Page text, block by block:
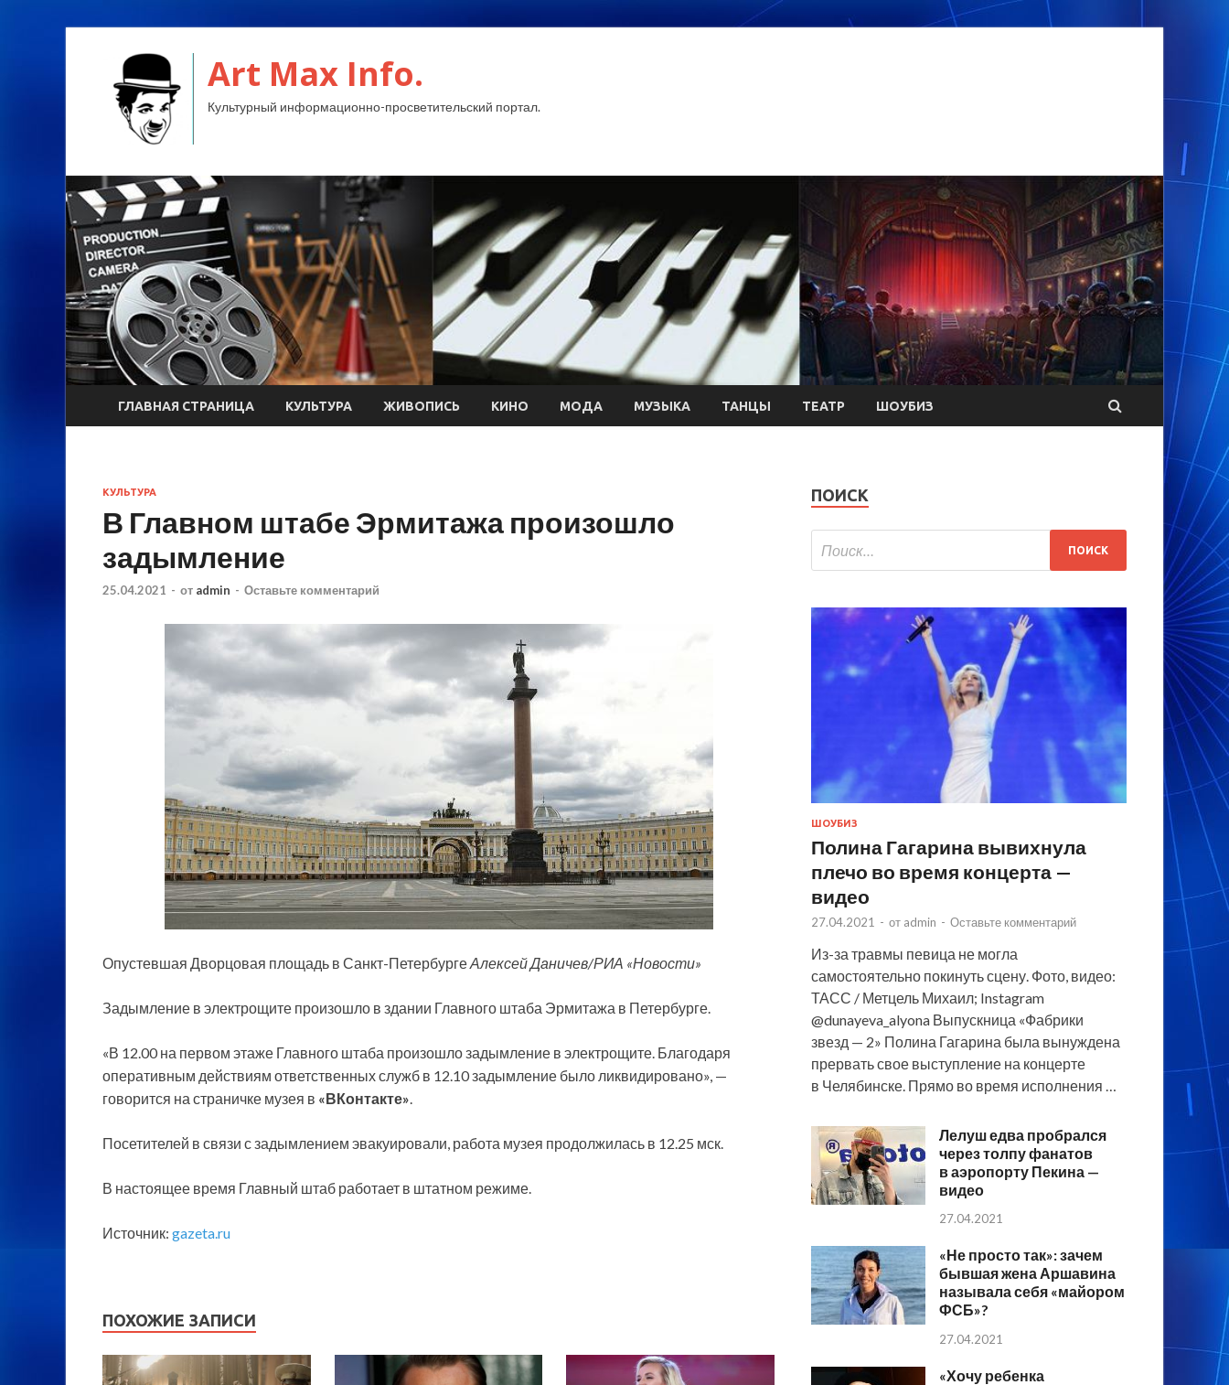
Art Max Info.
Культурный информационно-просветительский портал.
ГЛАВНАЯ СТРАНИЦА КУЛЬТУРА ЖИВОПИСЬ КИНО МОДА МУЗЫКА ТАНЦЫ ТЕАТР ШОУБИЗ
КУЛЬТУРА
В Главном штабе Эрмитажа произошло
задымление
25.04.2021 - от admin - Оставьте комментарий
Опустевшая Дворцовая площадь в Санкт-ПетербургеАлексей Даничев/РИА «Новости»
Задымление в электрощите произошло в здании Главного штаба Эрмитажа в Петербурге.
«В 12.00 на первом этаже Главного штаба произошло задымление в электрощите. Благодаря
оперативным действиям ответственных служб в 12.10 задымление было ликвидировано», —
говорится на страничке музея в «ВКонтакте»
Посетителей в связи с задымлением эвакуировали, работа музея продолжилась в 12.25 мск.
В настоящее время Главный штаб работает в штатном режиме.
Источник: gazeta.ru
ПОХОЖИЕ ЗАПИСИ
ПОИСК
ШОУБИЗ
Полина Гагарина вывихнула
плечо во время концерта —
видео
27.04.2021 - от admin - Оставьте комментарий
Из-за травмы певица не могла
самостоятельно покинуть сцену. Фото, видео:
ТАСС / Метцель Михаил; Instagram
@dunayeva_alyona Выпускница «Фабрики
звезд — 2» Полина Гагарина была вынуждена
прервать свое выступление на концерте
в Челябинске. Прямо во время исполнения …
Лелуш едва пробрался
через толпу фанатов
в аэропорту Пекина —
видео
27.04.2021
«Не просто так»: зачем
бывшая жена Аршавина
называла себя «майором
ФСБ»?
27.04.2021
«Хочу ребенка